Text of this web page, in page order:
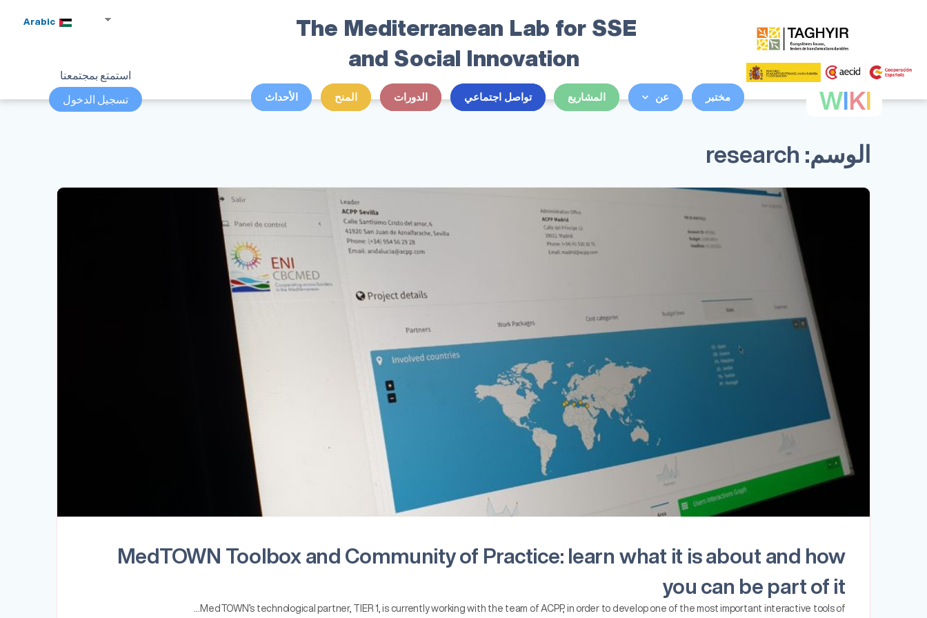
The Mediterranean Lab for SSE
and Social Innovation
Arabic
WI KI مختبر عن المشاريع تواصل اجتماعي الدورات المنح الأحداث
استمتع بمجتمعنا
تسجيل الدخول
الوسم: research
MedTOWN Toolbox and Community of Practice: learn what it is about and how
you can be part of it
MedTOWN’s technological partner, TIER 1, is currently working with the team of ACPP, in order to develop one of the most important interactive tools of…